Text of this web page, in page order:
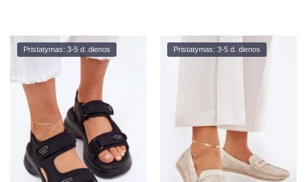
Pristatymas: 3-5 d. dienos Pristatymas: 3-5 d. dienos